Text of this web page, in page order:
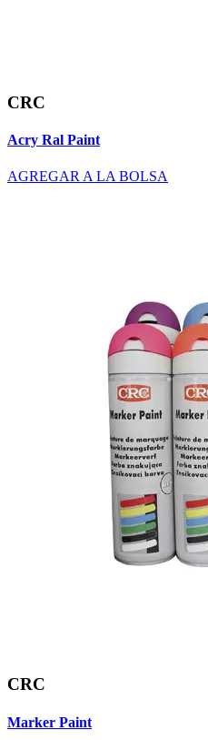
CRC
Acry Ral Paint
AGREGAR A LA BOLSA
CRC
Marker Paint